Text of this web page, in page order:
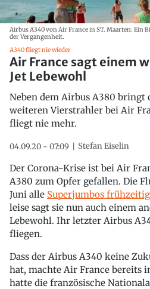
Airbus A340 von Air France in ST. Maarten: Ein
der Vergangenheit.
A340 fliegt nie wieder
Air France sagt einem
Jet Lebewohl
Neben dem Airbus A380 bringt
weiteren Vierstrahler bei Air
fliegt nie mehr.
04.09.20 - 07:09 Stefan Eiselin
Der Corona-Krise ist bei Air
A380 zum Opfer gefallen. Die
Juni alle Superjumbos
leise sagt sie nun auch einem
Lebewohl. Ihr letzter Airbus
fliegen.
Dass der Airbus A340 keine
hat, machte Air France bereits
hatte die französische